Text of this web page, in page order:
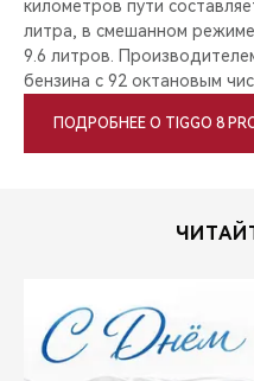
километров пути
литра, в смешанном
9.6 литров.
бензина с 92 октановым
ПОДРОБНЕЕ О TIGGO 8